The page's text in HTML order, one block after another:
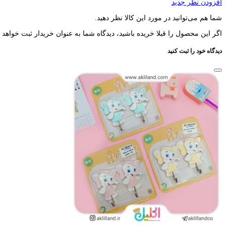
افزودن نظر جدید
شما هم می‌توانید در مورد این کالا نظر دهید.
اگر این محصول را قبلا خریده باشید، دیدگاه شما به عنوان خریدار ثبت
دیدگاه خود را ثبت کنید